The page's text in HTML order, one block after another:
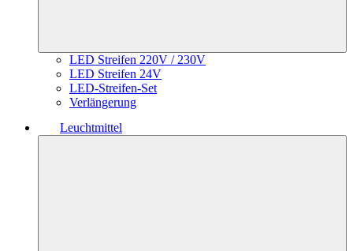
LED Streifen 220V / 230V
LED Streifen 24V
LED-Streifen-Set
Verlängerung
Leuchtmittel